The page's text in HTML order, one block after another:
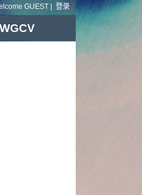
登录
GUEST |